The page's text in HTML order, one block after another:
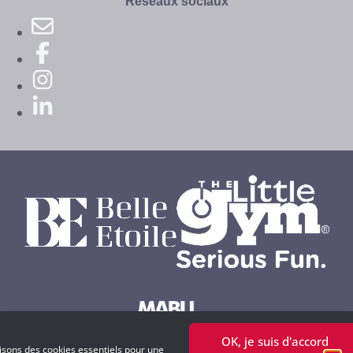
des cookies essentiels pour une
OK, je suis d'accord
Powered by MABU Concepts S.A.